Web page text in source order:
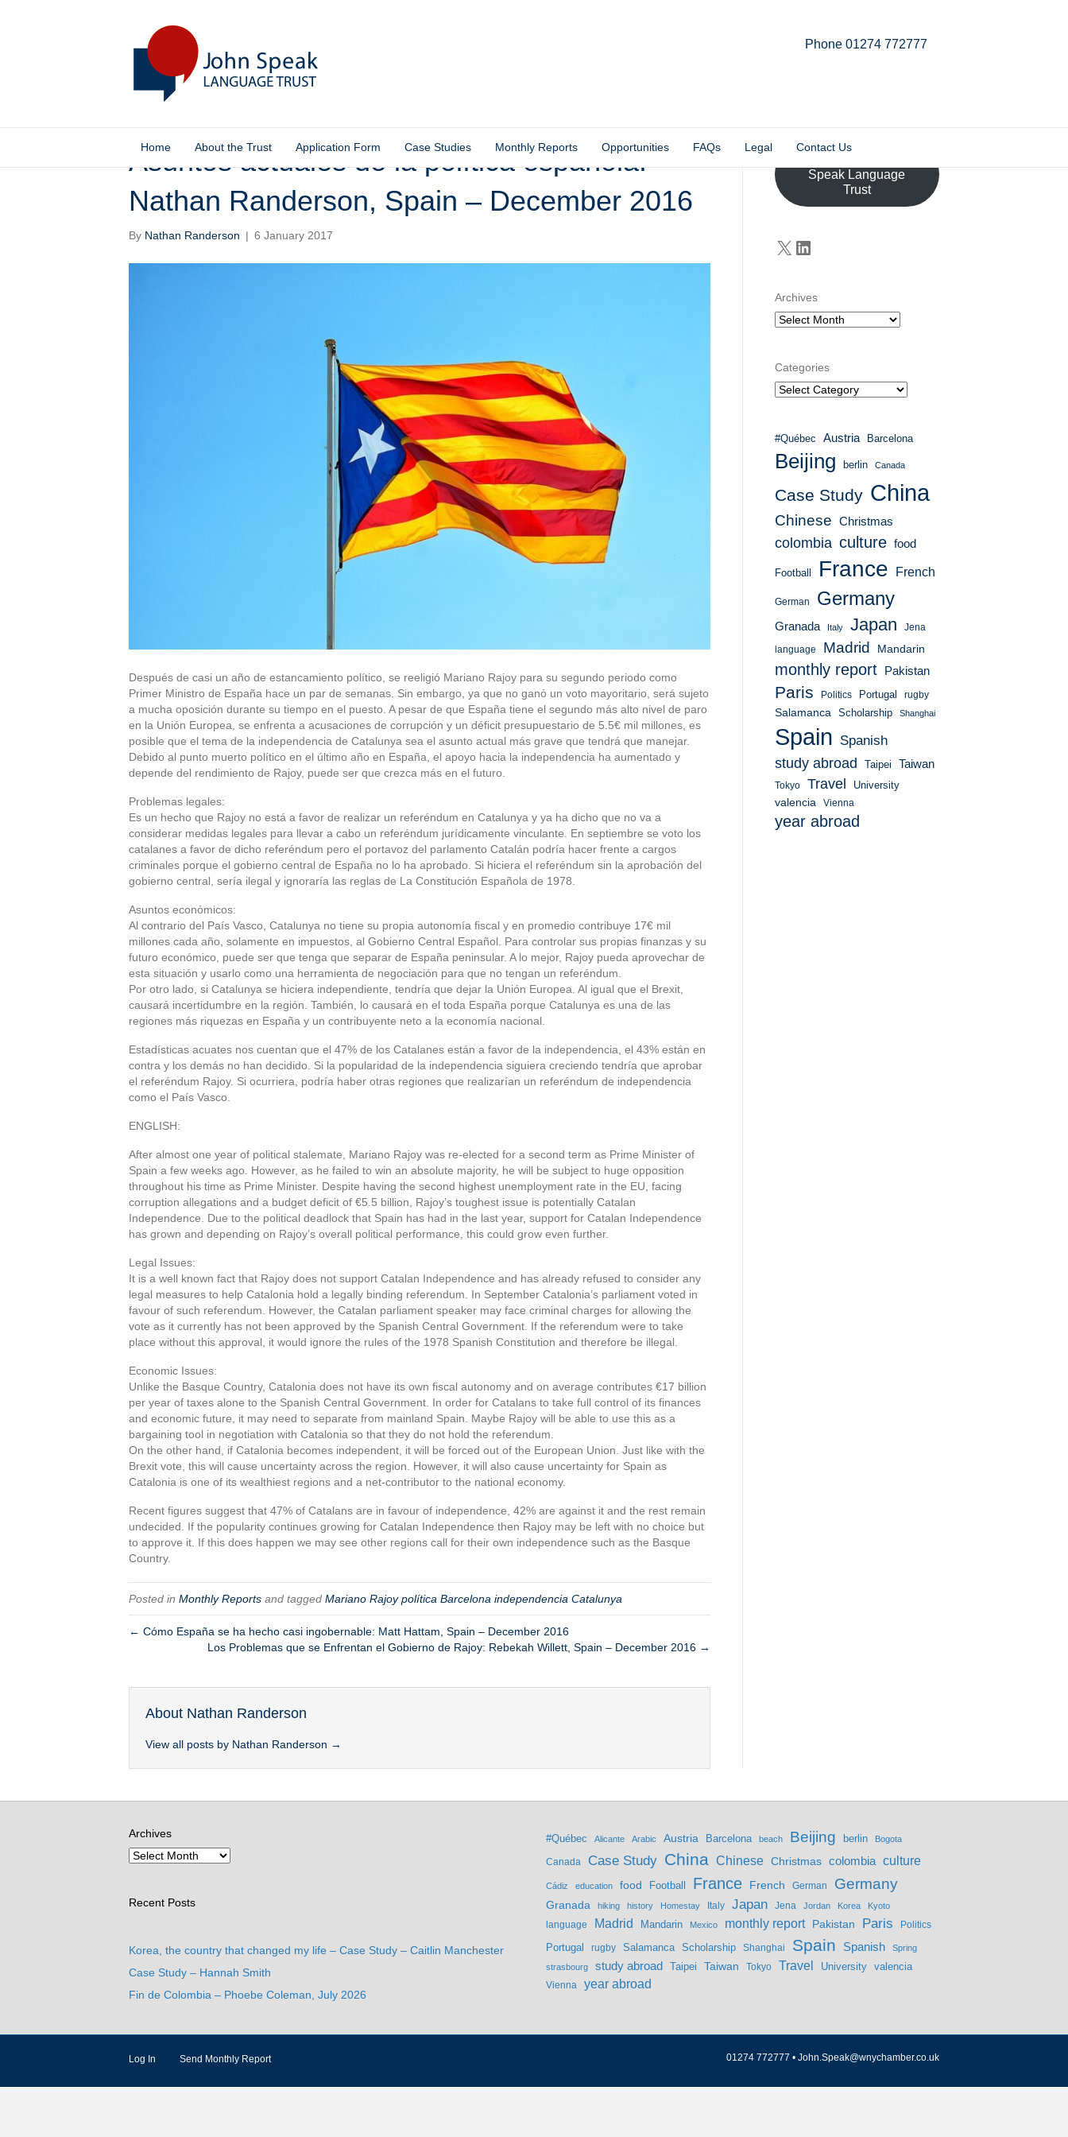
Phone 01274 772777
Home About the Trust Application Form Case Studies Monthly Reports Opportunities FAQs Legal Contact Us
Asuntos actuales de la política española:
Nathan Randerson, Spain – December 2016
By Nathan Randerson | 6 January 2017
Después de casi un año de estancamiento político, se reeligió Mariano Rajoy para su segundo periodo como
Primer Ministro de España hace un par de semanas. Sin embargo, ya que no ganó un voto mayoritario, será sujeto
a mucha oposición durante su tiempo en el puesto. A pesar de que España tiene el segundo más alto nivel de paro
en la Unión Europea, se enfrenta a acusaciones de corrupción y un déficit presupuestario de 5.5€ mil millones, es
posible que el tema de la independencia de Catalunya sea el asunto actual más grave que tendrá que manejar.
Debido al punto muerto político en el último año en España, el apoyo hacia la independencia ha aumentado y
depende del rendimiento de Rajoy, puede ser que crezca más en el futuro.
Problemas legales:
Es un hecho que Rajoy no está a favor de realizar un referéndum en Catalunya y ya ha dicho que no va a
considerar medidas legales para llevar a cabo un referéndum jurídicamente vinculante. En septiembre se voto los
catalanes a favor de dicho referéndum pero el portavoz del parlamento Catalán podría hacer frente a cargos
criminales porque el gobierno central de España no lo ha aprobado. Si hiciera el referéndum sin la aprobación del
gobierno central, sería ilegal y ignoraría las reglas de La Constitución Española de 1978.
Asuntos económicos:
Al contrario del País Vasco, Catalunya no tiene su propia autonomía fiscal y en promedio contribuye 17€ mil
millones cada año, solamente en impuestos, al Gobierno Central Español. Para controlar sus propias finanzas y su
futuro económico, puede ser que tenga que separar de España peninsular. A lo mejor, Rajoy pueda aprovechar de
esta situación y usarlo como una herramienta de negociación para que no tengan un referéndum.
Por otro lado, si Catalunya se hiciera independiente, tendría que dejar la Unión Europea. Al igual que el Brexit,
causará incertidumbre en la región. También, lo causará en el toda España porque Catalunya es una de las
regiones más riquezas en España y un contribuyente neto a la economía nacional.
Estadísticas acuates nos cuentan que el 47% de los Catalanes están a favor de la independencia, el 43% están en
contra y los demás no han decidido. Si la popularidad de la independencia siguiera creciendo tendría que aprobar
el referéndum Rajoy. Si ocurriera, podría haber otras regiones que realizarían un referéndum de independencia
como el País Vasco.
ENGLISH:
After almost one year of political stalemate, Mariano Rajoy was re-elected for a second term as Prime Minister of
Spain a few weeks ago. However, as he failed to win an absolute majority, he will be subject to huge opposition
throughout his time as Prime Minister. Despite having the second highest unemployment rate in the EU, facing
corruption allegations and a budget deficit of €5.5 billion, Rajoy’s toughest issue is potentially Catalan
Independence. Due to the political deadlock that Spain has had in the last year, support for Catalan Independence
has grown and depending on Rajoy’s overall political performance, this could grow even further.
Legal Issues:
It is a well known fact that Rajoy does not support Catalan Independence and has already refused to consider any
legal measures to help Catalonia hold a legally binding referendum. In September Catalonia’s parliament voted in
favour of such referendum. However, the Catalan parliament speaker may face criminal charges for allowing the
vote as it currently has not been approved by the Spanish Central Government. If the referendum were to take
place without this approval, it would ignore the rules of the 1978 Spanish Constitution and therefore be illegal.
Economic Issues:
Unlike the Basque Country, Catalonia does not have its own fiscal autonomy and on average contributes €17 billion
per year of taxes alone to the Spanish Central Government. In order for Catalans to take full control of its finances
and economic future, it may need to separate from mainland Spain. Maybe Rajoy will be able to use this as a
bargaining tool in negotiation with Catalonia so that they do not hold the referendum.
On the other hand, if Catalonia becomes independent, it will be forced out of the European Union. Just like with the
Brexit vote, this will cause uncertainty across the region. However, it will also cause uncertainty for Spain as
Catalonia is one of its wealthiest regions and a net-contributor to the national economy.
Recent figures suggest that 47% of Catalans are in favour of independence, 42% are against it and the rest remain
undecided. If the popularity continues growing for Catalan Independence then Rajoy may be left with no choice but
to approve it. If this does happen we may see other regions call for their own independence such as the Basque
Country.
Posted in Monthly Reports and tagged Mariano Rajoy política Barcelona independencia Catalunya
← Cómo España se ha hecho casi ingobernable: Matt Hattam, Spain – December 2016
Los Problemas que se Enfrentan el Gobierno de Rajoy: Rebekah Willett, Spain – December 2016 →
About Nathan Randerson
View all posts by Nathan Randerson →
Speak Language
Trust
X LinkedIn
Archives
Categories
#Québec Austria Barcelona
Beijing berlin Canada
Case Study China
Chinese Christmas
colombia culture food
Football France French
German Germany
Granada Italy Japan Jena
language Madrid Mandarin
monthly report Pakistan
Paris Politics Portugal rugby
Salamanca Scholarship Shanghai
Spain Spanish
study abroad Taipei Taiwan
Tokyo Travel University
valencia Vienna
year abroad
Archives
Recent Posts
Korea, the country that changed my life – Case Study – Caitlin Manchester
Case Study – Hannah Smith
Fin de Colombia – Phoebe Coleman, July 2026
#Québec Alicante Arabic Austria Barcelona beach Beijing berlin Bogota
Canada Case Study China Chinese Christmas colombia culture
Cádiz education food Football France French German Germany
Granada hiking history Homestay Italy Japan Jena Jordan Korea Kyoto
language Madrid Mandarin Mexico monthly report Pakistan Paris Politics
Portugal rugby Salamanca Scholarship Shanghai Spain Spanish
Spring
strasbourg
study abroad Taipei Taiwan Tokyo Travel University valencia
Vienna year abroad
Log In Send Monthly Report 01274 772777 • John.Speak@wnychamber.co.uk